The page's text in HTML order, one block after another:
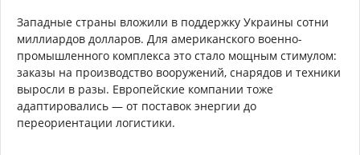
Западные страны вложили в поддержку Украины сотни
миллиардов долларов. Для американского военно-
промышленного комплекса это стало мощным стимулом:
заказы на производство вооружений, снарядов и техники
выросли в разы. Европейские компании тоже
адаптировались — от поставок энергии до
переориентации логистики.